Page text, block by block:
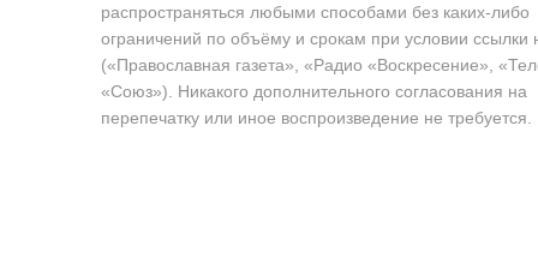
распространяться любыми способами без каких-либо
ограничений по объёму и срокам при условии ссылки
(«Православная газета», «Радио «Воскресение»,
«Союз»). Никакого дополнительного согласования на
перепечатку или иное воспроизведение не требуется.